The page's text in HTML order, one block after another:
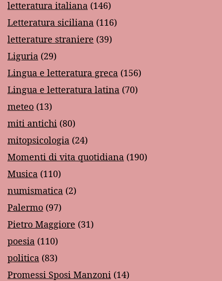
letteratura italiana (146)
Letteratura siciliana (116)
letterature straniere (39)
Liguria (29)
Lingua e letteratura greca (156)
Lingua e letteratura latina (70)
meteo (13)
miti antichi (80)
mitopsicologia (24)
Momenti di vita quotidiana (190)
Musica (110)
numismatica (2)
Palermo (97)
Pietro Maggiore (31)
poesia (110)
politica (83)
Promessi Sposi Manzoni (14)